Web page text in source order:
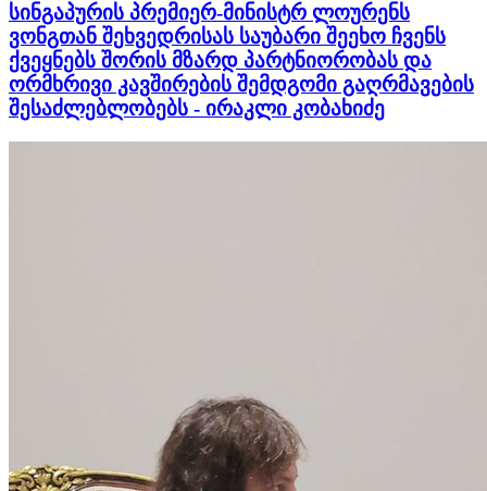
სინგაპურის პრემიერ-მინისტრ ლოურენს
ვონგთან შეხვედრისას საუბარი შეეხო ჩვენს
ქვეყნებს შორის მზარდ პარტნიორობას და
ორმხრივი კავშირების შემდგომი გაღრმავების
შესაძლებლობებს - ირაკლი კობახიძე